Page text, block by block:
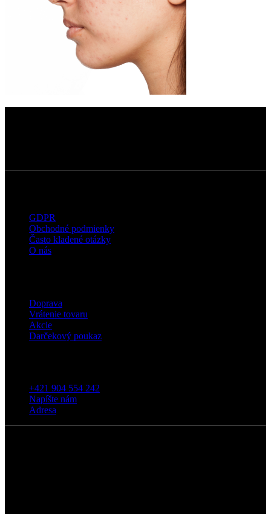
GDPR
Obchodné podmienky
Často kladené otázky
O nás
Doprava
Vrátenie tovaru
Akcie
Darčekový poukaz
+421 904 554 242
Napíšte nám
Adresa